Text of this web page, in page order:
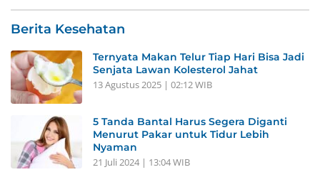
Berita Kesehatan
Ternyata Makan Telur Tiap Hari Bisa Jadi
Senjata Lawan Kolesterol Jahat
13 Agustus 2025 | 02:12 WIB
5 Tanda Bantal Harus Segera Diganti
Menurut Pakar untuk Tidur Lebih
Nyaman
21 Juli 2024 | 13:04 WIB